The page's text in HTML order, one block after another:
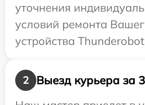
уточнения
условий ремонта
устройства
2
Выезд курьера за